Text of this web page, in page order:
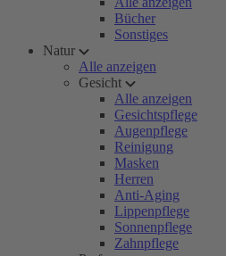
Bücher
Sonstiges
Natur
Alle anzeigen
Gesicht
Alle anzeigen
Gesichtspflege
Augenpflege
Reinigung
Masken
Herren
Anti-Aging
Lippenpflege
Sonnenpflege
Zahnpflege